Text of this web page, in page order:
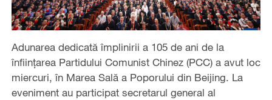
Adunarea dedicată împlinirii a 105 de ani de la
înființarea Partidului Comunist Chinez (PCC) a avut loc
miercuri, în Marea Sală a Poporului din Beijing. La
eveniment au participat secretarul general al